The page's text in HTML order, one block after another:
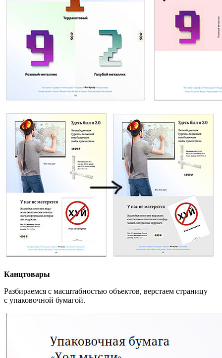
Канцтовары
Разбираемся с масштабностью объектов, верстаем страницу
с упаковочной бумагой.